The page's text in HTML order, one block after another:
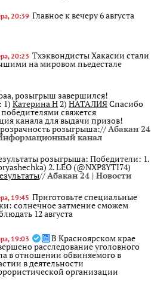
20:39 Главное к вечеру 6 августа
20:23 Тхэквондисты Хакасии стали
на мировом пьедестале
розыгрыш завершился!
1)Катерина Н2) НАТАЛИЯСпасибо
победителями свяжется
канала для выдачи призов!
розыгрыша://Абакан 24
канал
розыгрыша: Победители: 1.
2. LEO (@NXP8YTI74)
//Абакан 24 | Новости
19:45 Приготовьте специальные
солнечное затмение сможем
12 августа
19:03 В Красноярском крае
расследование уголовного
в отношении обвиняемого в
в деятельности
организации